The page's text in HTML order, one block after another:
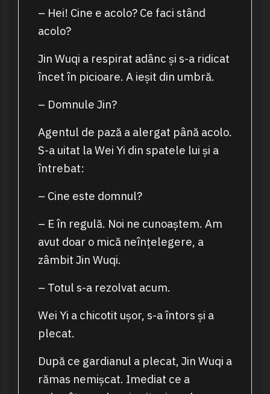
– Hei! Cine e acolo? Ce faci stând
acolo?
Jin Wuqi a respirat adânc și s-a ridicat
încet în picioare. A ieșit din umbră.
– Domnule Jin?
Agentul de pază a alergat până acolo.
S-a uitat la Wei Yi din spatele lui și a
întrebat:
– Cine este domnul?
– E în regulă. Noi ne cunoaștem. Am
avut doar o mică neînțelegere, a
zâmbit Jin Wuqi.
– Totul s-a rezolvat acum.
Wei Yi a chicotit ușor, s-a întors și a
plecat.
După ce gardianul a plecat, Jin Wuqi a
rămas nemișcat. Imediat ce a